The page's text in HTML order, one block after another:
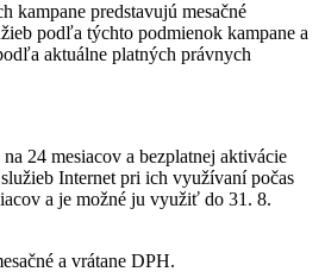
kampane predstavujú mesačné
podľa týchto podmienok kampane a
aktuálne platných právnych
24 mesiacov a bezplatnej aktivácie
Internet pri ich využívaní počas
a je možné ju využiť do 31. 8.
a vrátane DPH.